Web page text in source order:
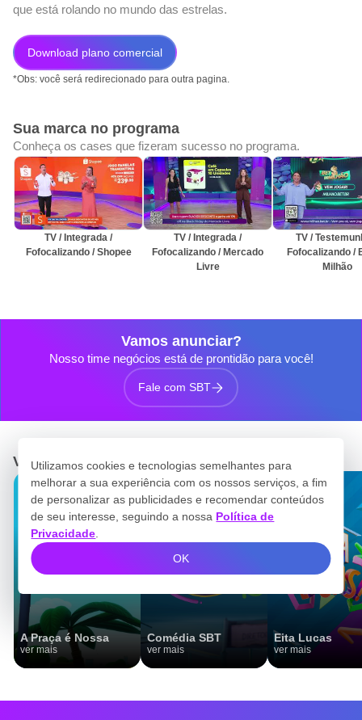
que está rolando no mundo das estrelas.
Download plano comercial
*Obs: você será redirecionado para outra pagina.
Sua marca no programa
Conheça os cases que fizeram sucesso no programa.
TV / Integrada /
Fofocalizando / Shopee
TV / Integrada /
Fofocalizando / Mercado
Livre
TV /
Fofocalizando /
Milhão
Vamos anunciar?
Nosso time negócios está de prontidão para você!
Fale com SBT
Veja mais programas de entretenimento
A Praça é Nossa
ver mais
Comédia SBT
ver mais
Eita Lucas
ver mais
Utilizamos cookies e tecnologias semelhantes para
melhorar a sua experiência com os nossos serviços, a fim
de personalizar as publicidades e recomendar conteúdos
de seu interesse, seguindo a nossa Política de
Privacidade
OK